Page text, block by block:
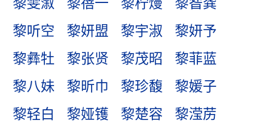
黎雯溆
黎蓓一 黎柠熳
黎昝龚
黎听空
黎妍盟 黎宇淑
黎妍予
黎彝牡
黎张贤 黎茂昭
黎菲蓝
黎八妹
黎昕巾 黎珍馥
黎媛子
黎轻白
黎娅镬 黎楚容
黎滢苈